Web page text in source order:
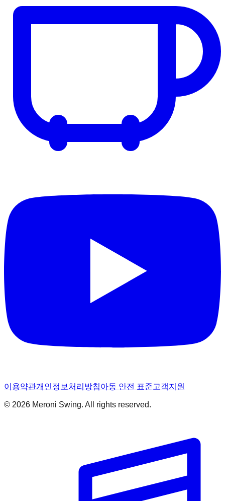
이용약관개인정보처리방침아동 안전 표준고객지원
© 2026 Meroni Swing. All rights reserved.